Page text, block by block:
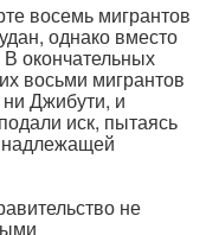
восемь мигрантов
однако вместо
окончательных
восьми мигрантов
Джибути, и
иск, пытаясь
не